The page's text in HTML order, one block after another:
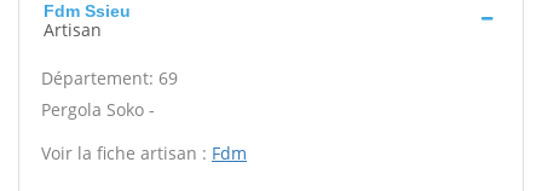
Fdm Ssieu
Artisan
Département: 69
Pergola Soko -
Voir la fiche artisan : Fdm